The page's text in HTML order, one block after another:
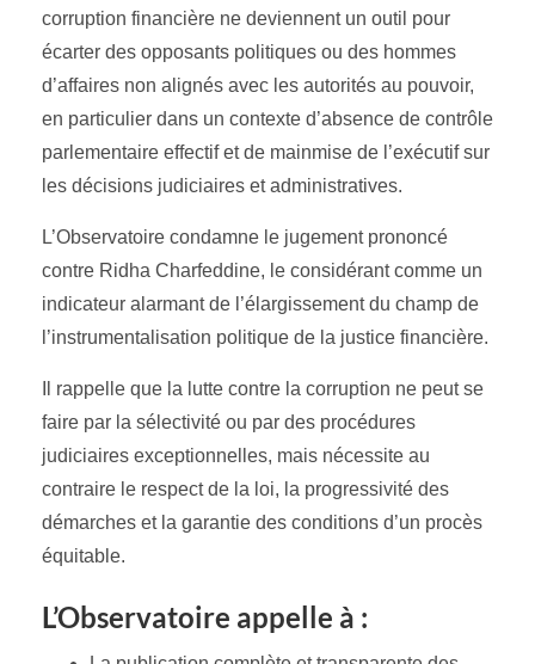
corruption financière ne deviennent un outil pour
écarter des opposants politiques ou des hommes
d’affaires non alignés avec les autorités au pouvoir,
en particulier dans un contexte d’absence de contrôle
parlementaire effectif et de mainmise de l’exécutif sur
les décisions judiciaires et administratives.
L’Observatoire condamne le jugement prononcé
contre Ridha Charfeddine, le considérant comme un
indicateur alarmant de l’élargissement du champ de
l’instrumentalisation politique de la justice financière.
Il rappelle que la lutte contre la corruption ne peut se
faire par la sélectivité ou par des procédures
judiciaires exceptionnelles, mais nécessite au
contraire le respect de la loi, la progressivité des
démarches et la garantie des conditions d’un procès
équitable.
L’Observatoire appelle à :